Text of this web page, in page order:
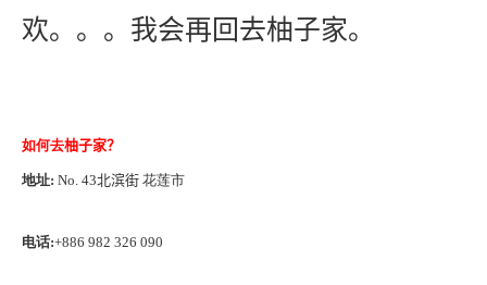
欢。。。我会再回去柚子家。
如何去柚子家？
地址: No. 43北滨街 花莲市
电话:+886 982 326 090